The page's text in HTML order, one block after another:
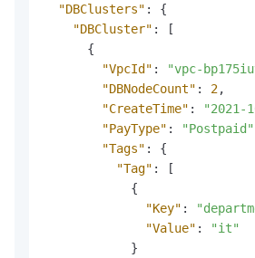
"DBClusters" :
{
"DBCluster" :
[
{
"VpcId" : "vpc-
"DBNodeCount" : 2,
"CreateTime" : "2021-
"PayType" : "Postpaid"
"Tags" :
{
"Tag" :
[
{
"Key" :
"Value" :
"it"
}